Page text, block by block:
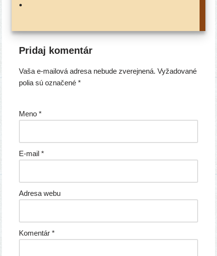
Pridaj komentár
Vaša e-mailová adresa nebude zverejnená. Vyžadované
polia sú označené*
Meno*
E-mail*
Adresa webu
Komentár*